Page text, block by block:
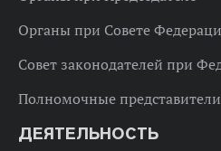
Органы при Совете
Совет законодателей при
Полномочные
ДЕЯТЕЛЬНОСТЬ